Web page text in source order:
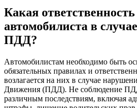
Какая ответственность
автомобилиста в
ПДД?
Автомобилистам необходимо быть
обязательных правилах и
возлагается на них в случае
Движения (ПДД). Не соблюдение
различным последствиям, включая